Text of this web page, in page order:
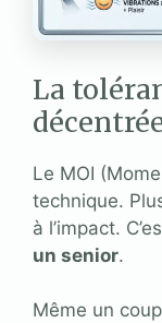
La
Le MOI
technique.
à l’impact.
un senior.
Même un